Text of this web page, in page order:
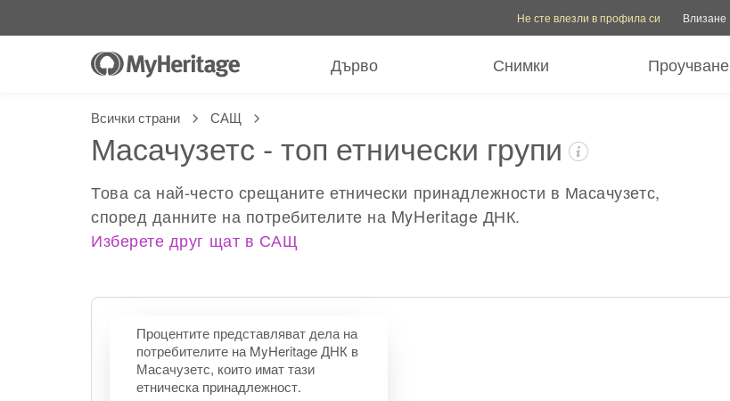
Не сте влезли в профила си Влизане
Дърво Снимки Проучване
Всички страни САЩ
Масачузетс - топ етнически групи
Това са най-често срещаните етнически принадлежности в Масачузетс,
според данните на потребителите на MyHeritage ДНК.
Изберете друг щат в САЩ
Процентите представляват дела на
потребителите на MyHeritage ДНК в
Масачузетс, които имат тази
етническа принадлежност.